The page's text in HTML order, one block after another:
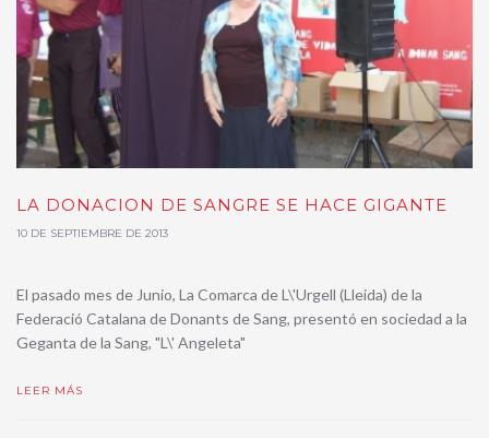
LA DONACION DE SANGRE SE HACE GIGANTE
10 DE SEPTIEMBRE DE 2013
El pasado mes de Junio, La Comarca de L\'Urgell (Lleida) de la
Federació Catalana de Donants de Sang, presentó en sociedad a la
Geganta de la Sang, "L\' Angeleta"
LEER MÁS